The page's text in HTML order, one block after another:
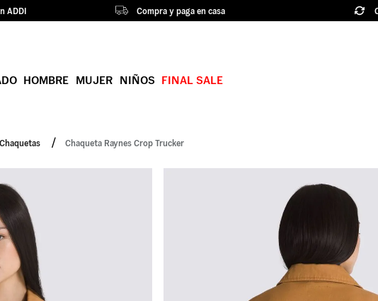
ADDI Compra y paga en casa
HOMBRE MUJER NIÑOS FINAL SALE
Chaquetas Chaqueta Raynes Crop Trucker
hylane
4.
vans ultrarange
old skool
6
7.
crosspath